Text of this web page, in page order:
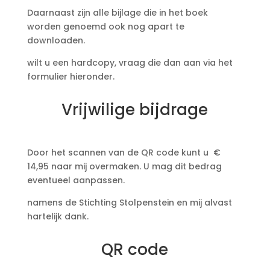
Daarnaast zijn alle bijlage die in het boek
worden genoemd ook nog apart te
downloaden.
wilt u een hardcopy, vraag die dan aan via het
formulier hieronder.
Vrijwilige bijdrage
Door het scannen van de QR code kunt u €
14,95 naar mij overmaken. U mag dit bedrag
eventueel aanpassen.
namens de Stichting Stolpenstein en mij alvast
hartelijk dank.
QR code